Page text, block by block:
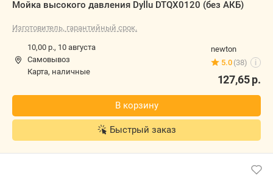
Мойка высокого давления Dyllu DTQX0120 (без АКБ)
Изготовитель, гарантийный срок.
newton
5.0 (38) i
10,00 р., 10 августа
Самовывоз
карта, наличные
127,65р.
В корзину
Быстрый заказ